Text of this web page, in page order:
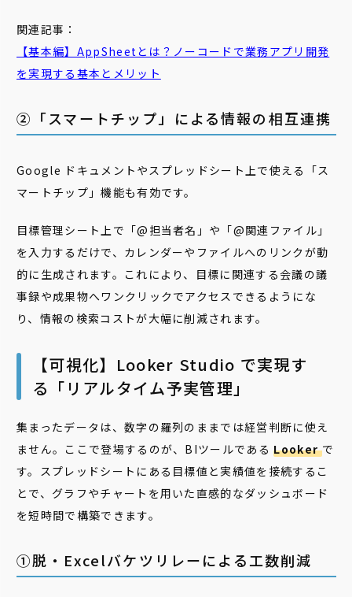
関連記事：
【基本編】AppSheetとは？ノーコードで業務アプリ開発
を実現する基本とメリット
②「スマートチップ」による情報の相互連携
Google ドキュメントやスプレッドシート上で使える「ス
マートチップ」機能も有効です。
目標管理シート上で「@担当者名」や「@関連ファイル」
を入力するだけで、カレンダーやファイルへのリンクが動
的に生成されます。これにより、目標に関連する会議の議
事録や成果物へワンクリックでアクセスできるようにな
り、情報の検索コストが大幅に削減されます。
【可視化】Looker Studio で実現す
る「リアルタイム予実管理」
集まったデータは、数字の羅列のままでは経営判断に使え
ません。ここで登場するのが、BIツールであるLookerで
す。スプレッドシートにある目標値と実績値を接続するこ
とで、グラフやチャートを用いた直感的なダッシュボード
を短時間で構築できます。
➀脱・Excelバケツリレーによる工数削減